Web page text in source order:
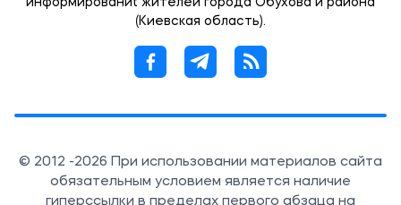
информированиt жителей города Обухова и района
(Киевская область).
© 2012 -2026 При использовании материалов сайта
обязательным условием является наличие
гиперссылки в пределах первого абзаца на